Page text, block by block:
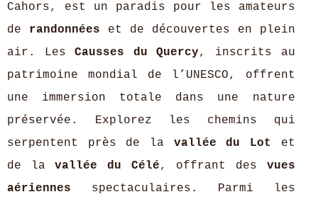
Cahors, est un paradis pour les amateurs
de randonnées et de découvertes en plein
air. LesCausses du Quercy, inscrits au
patrimoine mondial de l’UNESCO, offrent
une immersion totale dans une nature
préservée. Explorez les chemins qui
serpentent près de la vallée du Lot
et
de lavallée du Célé, offrant des vues
aériennes spectaculaires. Parmi les